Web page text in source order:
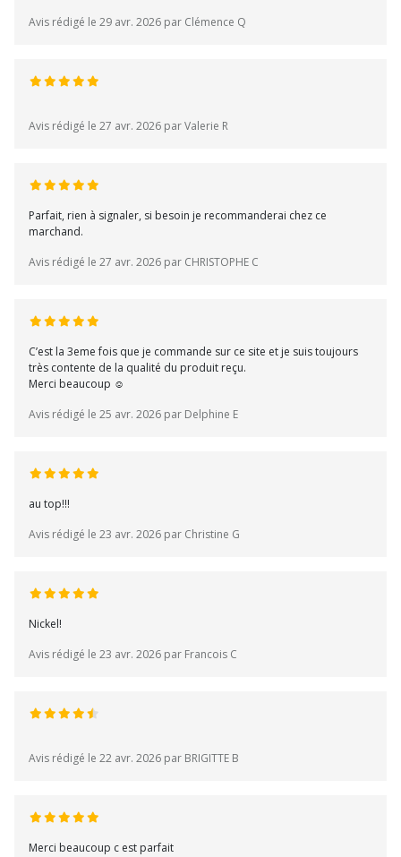
Avis rédigé le 29 avr. 2026 par Clémence Q
Avis rédigé le 27 avr. 2026 par Valerie R
Parfait, rien à signaler, si besoin je recommanderai chez ce
marchand.
Avis rédigé le 27 avr. 2026 par CHRISTOPHE C
C’est la 3eme fois que je commande sur ce site et je suis toujours
très contente de la qualité du produit reçu.
Merci beaucoup ☺️
Avis rédigé le 25 avr. 2026 par Delphine E
au top!!!
Avis rédigé le 23 avr. 2026 par Christine G
Nickel!
Avis rédigé le 23 avr. 2026 par Francois C
Avis rédigé le 22 avr. 2026 par BRIGITTE B
Merci beaucoup c est parfait